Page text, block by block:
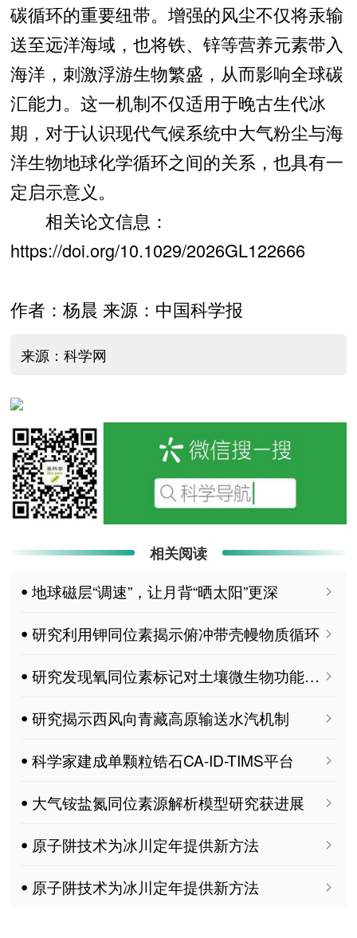
碳循环的重要纽带。增强的风尘不仅将汞输
送至远洋海域，也将铁、锌等营养元素带入
海洋，刺激浮游生物繁盛，从而影响全球碳
汇能力。这一机制不仅适用于晚古生代冰
期，对于认识现代气候系统中大气粉尘与海
洋生物地球化学循环之间的关系，也具有一
定启示意义。
相关论文信息：
https://doi.org/10.1029/2026GL122666
作者：杨晨 来源：中国科学报
来源：科学网
相关阅读
ꔷ 地球磁层“调速”，让月背“晒太阳”更深
ꔷ 研究利用钾同位素揭示俯冲带壳幔物质循环
ꔷ 研究发现氧同位素标记对土壤微生物功能的阈值效应
ꔷ 研究揭示西风向青藏高原输送水汽机制
ꔷ 科学家建成单颗粒锆石CA-ID-TIMS平台
ꔷ 大气铵盐氮同位素源解析模型研究获进展
ꔷ 原子阱技术为冰川定年提供新方法
ꔷ 原子阱技术为冰川定年提供新方法